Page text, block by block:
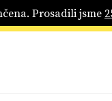
Prosadili jsme